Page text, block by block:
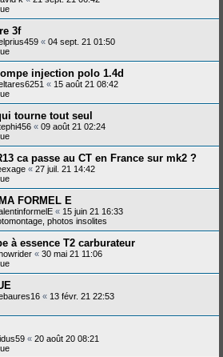
3f
« 04 sept. 21 01:50
injection polo 1.4d
« 15 août 21 08:42
tourne tout seul
« 09 août 21 02:24
ca passe au CT en France sur mk2 ?
« 27 juil. 21 14:42
FORMEL E
« 15 juin 21 16:33
photos insolites
à essence T2 carburateur
« 30 mai 21 11:06
« 13 févr. 21 22:53
« 20 août 20 08:21